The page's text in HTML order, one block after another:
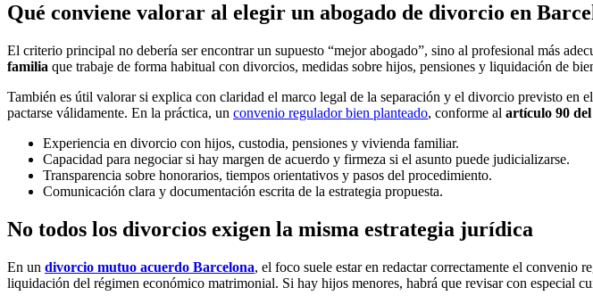
Qué conviene valorar al elegir un abogado de divorcio en
El criterio principal no debería ser encontrar un supuesto “mejor abogado”, sino al profesional más
familia que trabaje de forma habitual con divorcios, medidas sobre hijos, pensiones y liquidación de
También es útil valorar si explica con claridad el marco legal de la separación y el divorcio previsto en el
pactarse válidamente. En la práctica, un convenio regulador bien planteado, conforme al artículo 90
Experiencia en divorcio con hijos, custodia, pensiones y vivienda familiar.
Capacidad para negociar si hay margen de acuerdo y firmeza si el asunto puede judicializarse.
Transparencia sobre honorarios, tiempos orientativos y pasos del procedimiento.
Comunicación clara y documentación escrita de la estrategia propuesta.
No todos los divorcios exigen la misma estrategia jurídica
En un divorcio mutuo acuerdo Barcelona, el foco suele estar en redactar correctamente el convenio
liquidación del régimen económico matrimonial. Si hay hijos menores, habrá que revisar con especial